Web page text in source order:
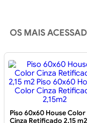
OS MAIS
Piso 60x60 House Color
Cinza Retificado 2,15 m2